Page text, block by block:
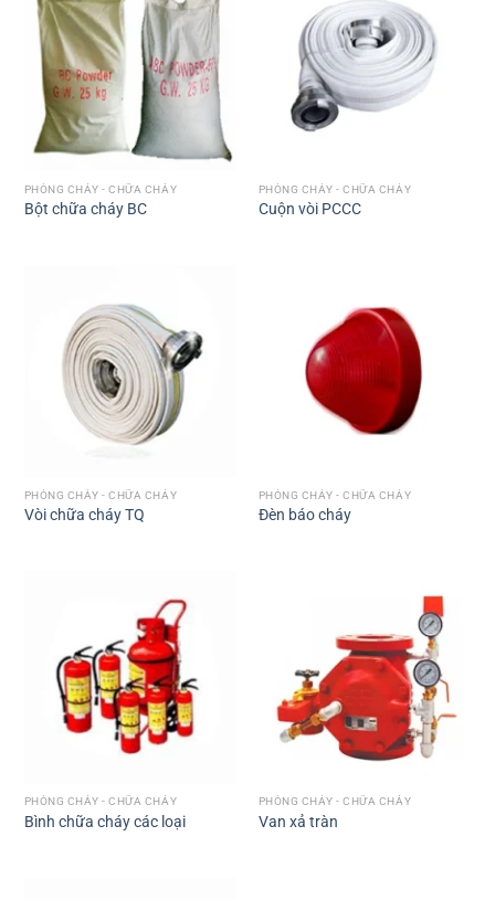
PHÒNG CHÁY - CHỮA CHÁY
Bột chữa cháy BC
PHÒNG CHÁY - CHỮA CHÁY
Cuộn vòi PCCC
PHÒNG CHÁY - CHỮA CHÁY
Vòi chữa cháy TQ
PHÒNG CHÁY - CHỮA CHÁY
Đèn báo cháy
PHÒNG CHÁY - CHỮA CHÁY
Bình chữa cháy các loại
PHÒNG CHÁY - CHỮA CHÁY
Van xả tràn